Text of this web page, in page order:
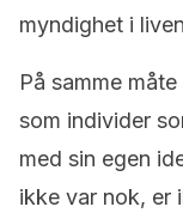
myndighet i
På samme
som individer
med sin egen
ikke var nok, er